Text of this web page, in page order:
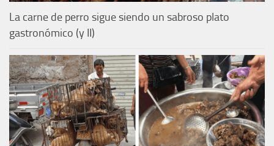
La carne de perro sigue siendo un sabroso plato
gastronómico (y II)